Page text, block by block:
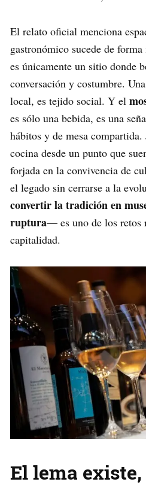
El relato oficial menciona
gastronómico sucede de
es únicamente un sitio donde
conversación y costumbre. Una
local, es tejido social. Y el
es sólo una bebida, es una
hábitos y de mesa compartida.
cocina desde un punto que
forjada en la convivencia de
el legado sin cerrarse a la
convertir la tradición en
ruptura— es uno de los retos
capitalidad.
El lema